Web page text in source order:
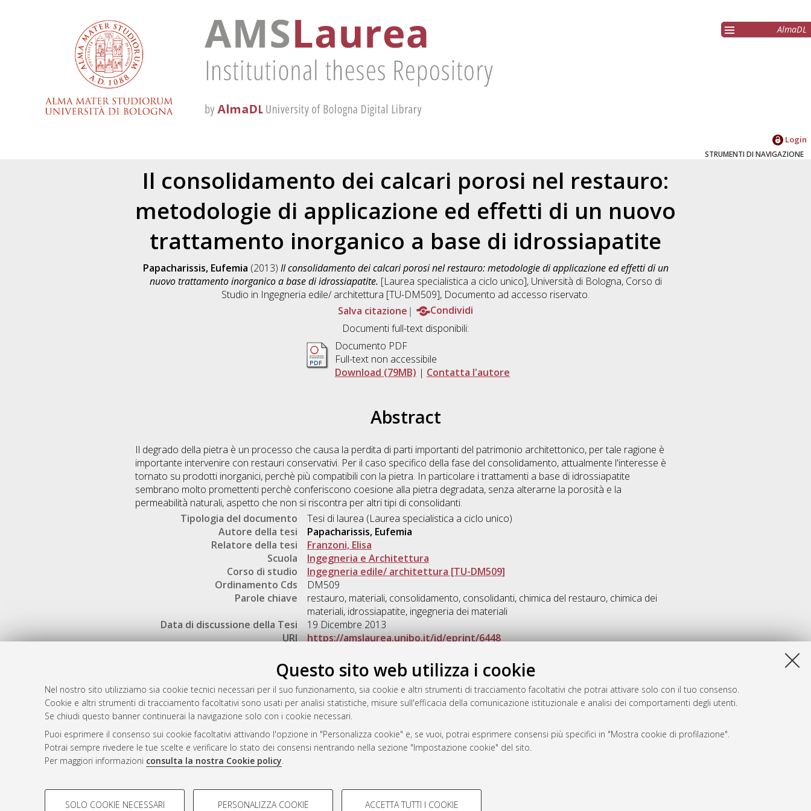
Questo sito web utilizza i cookie
Nel nostro sito utilizziamo sia cookie tecnici necessari per il suo funzionamento, sia cookie e altri strumenti di tracciamento facoltativi che potrai attivare solo con il tuo consenso.
Cookie e altri strumenti di tracciamento facoltativi sono usati per analisi statistiche, misure sull'efficacia della comunicazione istituzionale e analisi dei comportamenti degli utenti.
Se chiudi questo banner continuerai la navigazione solo con i cookie necessari.
Puoi esprimere il consenso sui cookie facoltativi attivando l'opzione in "Personalizza cookie" e, se vuoi, potrai esprimere consensi più specifici in "Mostra cookie di profilazione".
Potrai sempre rivedere le tue scelte e verificare lo stato dei consensi rientrando nella sezione "Impostazione cookie" del sito.
Per maggiori informazioni consulta la nostra Cookie policy.
COOKIE DI PROFILAZIONE - FACOLTATIVI COOKIE TECNICI - NECESSARI
SOLO COOKIE NECESSARI PERSONALIZZA COOKIE ACCETTA TUTTI I COOKIE
AlmaDL
Login
STRUMENTI DI NAVIGAZIONE
Il consolidamento dei calcari porosi nel restauro:
metodologie di applicazione ed effetti di un nuovo
trattamento inorganico a base di idrossiapatite
Papacharissis, Eufemia (2013) Il consolidamento dei calcari porosi nel restauro: metodologie di applicazione ed effetti di un
nuovo trattamento inorganico a base di idrossiapatite. [Laurea specialistica a ciclo unico], Università di Bologna, Corso di
Studio in Ingegneria edile/ architettura [TU-DM509], Documento ad accesso riservato.
Salva citazione
Condividi
Documenti full-text disponibili:
Documento PDF
Full-text non accessibile
Download (79MB) | Contatta l'autore
Abstract
Il degrado della pietra è un processo che causa la perdita di parti importanti del patrimonio architettonico, per tale ragione è
importante intervenire con restauri conservativi. Per il caso specifico della fase del consolidamento, attualmente l'interesse è
tornato su prodotti inorganici, perchè più compatibili con la pietra. In particolare i trattamenti a base di idrossiapatite
sembrano molto promettenti perchè conferiscono coesione alla pietra degradata, senza alterarne la porosità e la
permeabilità naturali, aspetto che non si riscontra per altri tipi di consolidanti.
Tipologia del documento
Tesi di laurea (Laurea specialistica a ciclo unico)
Autore della tesi
Papacharissis, Eufemia
Relatore della tesi
Franzoni, Elisa
Scuola
Ingegneria e Architettura
Corso di studio
Ingegneria edile/ architettura [TU-DM509]
Ordinamento Cds
DM509
Parole chiave
restauro, materiali, consolidamento, consolidanti, chimica del restauro, chimica dei
materiali, idrossiapatite, ingegneria dei materiali
Data di discussione della Tesi
19 Dicembre 2013
URI
https://amslaurea.unibo.it/id/eprint/6448
Gestione del documento:
Atom
Rss 1.0
Rss 2.0
AMS Laurea
Servizio implementato e gestito da
Impostazioni Cookie
Informativa sulla privacy
Condizioni d’uso del sito